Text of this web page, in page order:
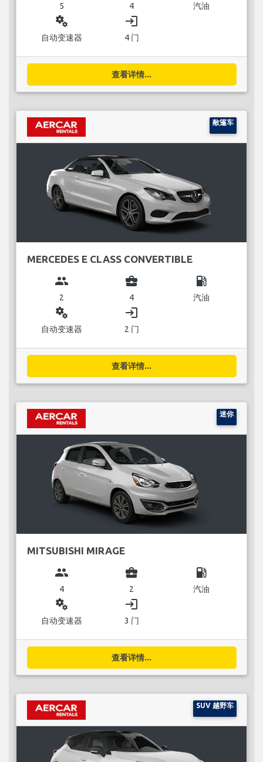
5 4 汽油
miscellaneous_services
自动变速器
login
4 门
查看详情...
敞篷车
MERCEDES E CLASS CONVERTIBLE
group
2
business_center
4
local_gas_station
汽油
miscellaneous_services
自动变速器
login
2 门
查看详情...
迷你
MITSUBISHI MIRAGE
group
4
business_center
2
local_gas_station
汽油
miscellaneous_services
自动变速器
login
3 门
查看详情...
SUV 越野车